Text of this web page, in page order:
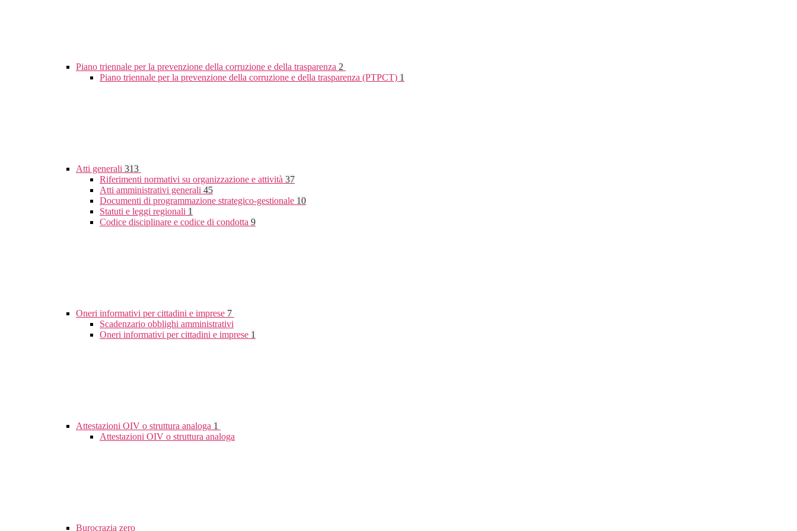
Piano triennale per la prevenzione della corruzione e della trasparenza 2
Piano triennale per la prevenzione della corruzione e della trasparenza (PTPCT) 1
Atti generali 313
Riferimenti normativi su organizzazione e attività 37
Atti amministrativi generali 45
Documenti di programmazione strategico-gestionale 10
Statuti e leggi regionali 1
Codice disciplinare e codice di condotta 9
Oneri informativi per cittadini e imprese 7
Scadenzario obblighi amministrativi
Oneri informativi per cittadini e imprese 1
Attestazioni OIV o struttura analoga 1
Attestazioni OIV o struttura analoga
Burocrazia zero